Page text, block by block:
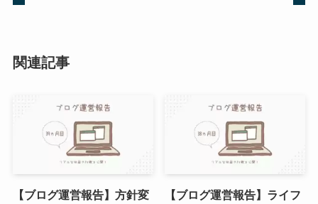
関連記事
【ブログ運営報告】方針変
【ブログ運営報告】ライフ